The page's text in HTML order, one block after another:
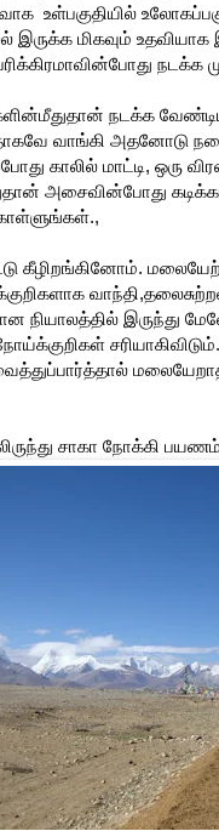
உள்பகுதியில்
இருக்க மிகவும்
நடக்க
நடக்க
வாங்கி அதனோடு
காலில் மாட்டி, ஒரு
அசைவின்போது
கீழிறங்கினோம்.
நியாலத்தில் இருந்து
சாகா நோக்கி